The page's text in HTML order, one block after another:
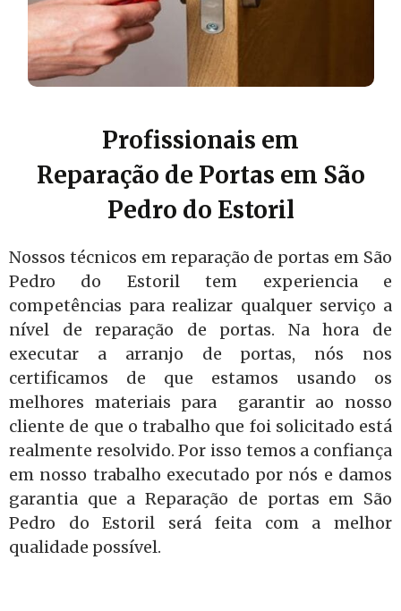
Profissionais em
Reparação de Portas em São
Pedro do Estoril
Nossos técnicos em reparação de portas em São
Pedro do Estoril tem experiencia e
competências para realizar qualquer serviço a
nível de reparação de portas. Na hora de
executar a arranjo de portas, nós nos
certificamos de que estamos usando os
melhores materiais para garantir ao nosso
cliente de que o trabalho que foi solicitado está
realmente resolvido. Por isso temos a confiança
em nosso trabalho executado por nós e damos
garantia que a Reparação de portas em São
Pedro do Estoril será feita com a melhor
qualidade possível.